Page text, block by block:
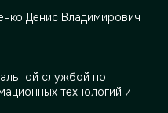
Денис Владимирович
службой по
технологий и